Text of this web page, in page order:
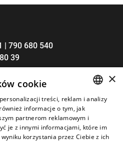
| 790 680 540
39
ENGLISH
×
cookie
treści, reklam i analizy
informacje o tym, jak
partnerom reklamowym i
je z innymi informacjami, które im
korzystania przez Ciebie z ich